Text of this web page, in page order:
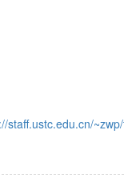
staff.ustc.edu.cn/